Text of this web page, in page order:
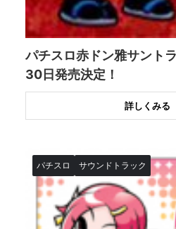
パチスロ赤ドン雅サント
30日発売決定！
詳しくみる
パチスロ サウンドトラック